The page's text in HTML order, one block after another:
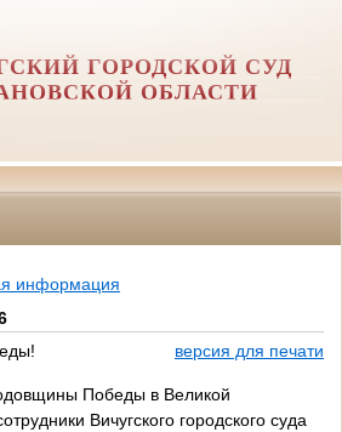
ГОРОДСКОЙ СУД
ОБЛАСТИ
информация
версия для печати
Победы в Великой
Вичугского городского суда